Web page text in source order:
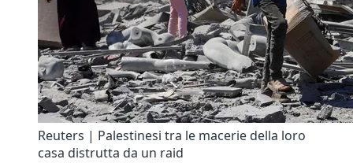
Reuters | Palestinesi tra le macerie della loro
casa distrutta da un raid